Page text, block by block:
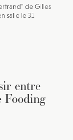
de Gilles
salle le 31
entre
Fooding